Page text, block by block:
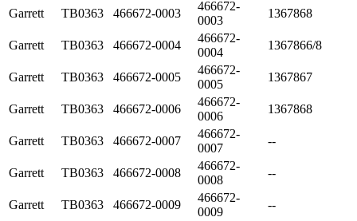
Garrett TB0363 466672-0003
466672-
0003
1367868
Garrett TB0363 466672-0004
466672-
0004
1367866/8
Garrett TB0363 466672-0005
466672-
0005
1367867
Garrett TB0363 466672-0006
466672-
0006
1367868
Garrett TB0363 466672-0007
466672-
0007
--
Garrett TB0363 466672-0008
466672-
0008
--
Garrett TB0363 466672-0009
466672-
0009
--